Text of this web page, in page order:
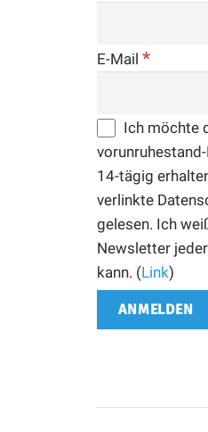
E-Mail*
Ich möchte
14-tägig
verlinkte
gelesen. Ich
Newsletter
kann. (Link)